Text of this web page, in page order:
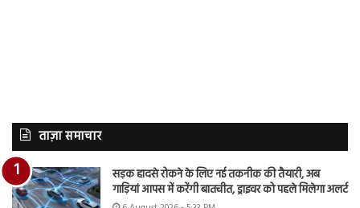
ताज़ा समाचार
सड़क हादसे रोकने के लिए नई तकनीक की तैयारी, अब
गाड़ियां आपस में करेंगी बातचीत, ड्राइवर को पहले मिलेगा अलर्ट